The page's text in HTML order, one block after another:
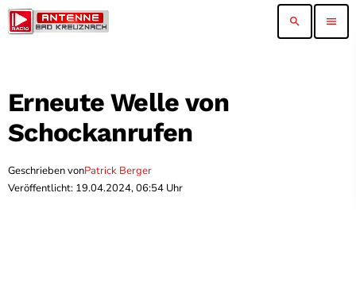
search menu
Erneute Welle von
Schockanrufen
Geschrieben vonPatrick Berger
Veröffentlicht: 19.04.2024, 06:54 Uhr